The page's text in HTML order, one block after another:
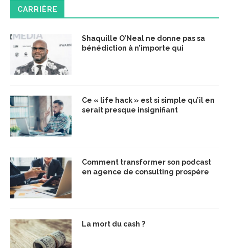
CARRIÈRE
Shaquille O’Neal ne donne pas sa
bénédiction à n’importe qui
Ce « life hack » est si simple qu’il en
serait presque insignifiant
Comment transformer son podcast
en agence de consulting prospère
La mort du cash ?